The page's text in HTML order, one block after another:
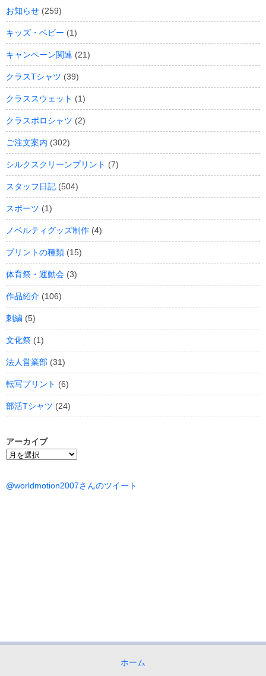
お知らせ (259)
キッズ・ベビー (1)
キャンペーン関連 (21)
クラスTシャツ (39)
クラススウェット (1)
クラスポロシャツ (2)
ご注文案内 (302)
シルクスクリーンプリント (7)
スタッフ日記 (504)
スポーツ (1)
ノベルティグッズ制作 (4)
プリントの種類 (15)
体育祭・運動会 (3)
作品紹介 (106)
刺繍 (5)
文化祭 (1)
法人営業部 (31)
転写プリント (6)
部活Tシャツ (24)
アーカイブ
ア
イ
@worldmotion2007さんのツイート
ホーム